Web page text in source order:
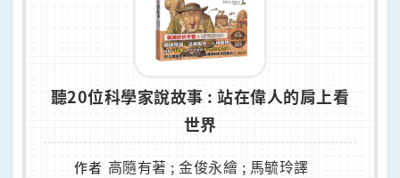
聽20位科學家說故事 : 站在偉人的肩上看
世界
作者 高隨有著 ; 金俊永繪 ; 馬毓玲譯